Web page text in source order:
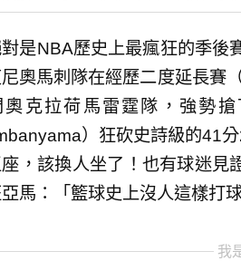
是NBA歷史上最瘋狂的季後
奧馬刺隊在經歷二度延長賽
奧克拉荷馬雷霆隊，強勢
）狂砍史詩級的41
，該換人坐了！也有球迷見
馬：「籃球史上沒人這樣打球
我